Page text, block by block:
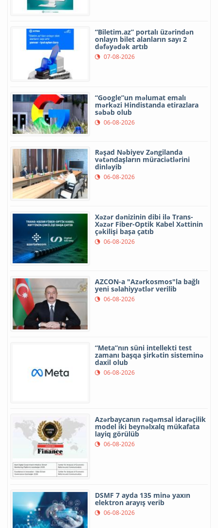
“Biletim.az” portalı üzərindən
onlayn bilet alanların sayı 2
dəfəyədək artıb
07-08-2026
“Google”un məlumat emalı
mərkəzi Hindistanda etirazlara
səbəb olub
06-08-2026
Rəşad Nəbiyev Zəngilanda
vətəndaşların müraciətlərini
dinləyib
06-08-2026
Xəzər dənizinin dibi ilə Trans-
Xəzər Fiber-Optik Kabel Xəttinin
çəkilişi başa çatıb
06-08-2026
AZCON-a "Azərkosmos"la bağlı
yeni səlahiyyətlər verilib
06-08-2026
“Meta”nın süni intellekti test
zamanı başqa şirkətin sisteminə
daxil olub
06-08-2026
Azərbaycanın rəqəmsal idarəçilik
model iki beynəlxalq mükafata
layiq görülüb
06-08-2026
DSMF 7 ayda 135 minə yaxın
elektron arayış verib
06-08-2026